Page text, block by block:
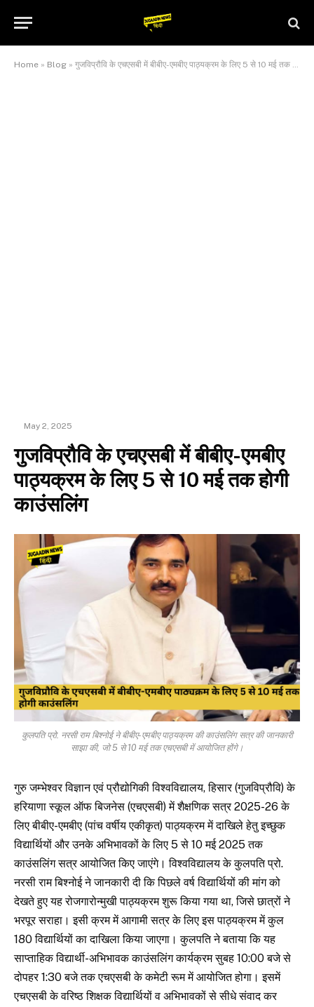
Home » Blog » गुजविप्रौवि के एचएसबी में बीबीए-एमबीए पाठ्यक्रम के लिए 5 से 10 मई तक होगी काउंसलिंग
May 2, 2025
गुजविप्रौवि के एचएसबी में बीबीए-एमबीए
पाठ्यक्रम के लिए 5 से 10 मई तक होगी
काउंसलिंग
कुलपति प्रो. नरसी राम बिश्नोई ने बीबीए-एमबीए पाठ्यक्रम की काउंसलिंग सत्र की जानकारी
साझा की, जो 5 से 10 मई तक एचएसबी में आयोजित होंगे।
गुरु जम्भेश्वर विज्ञान एवं प्रौद्योगिकी विश्वविद्यालय, हिसार (गुजविप्रौवि) के
हरियाणा स्कूल ऑफ बिजनेस (एचएसबी) में शैक्षणिक सत्र 2025-26 के
लिए बीबीए-एमबीए (पांच वर्षीय एकीकृत) पाठ्यक्रम में दाखिले हेतु इच्छुक
विद्यार्थियों और उनके अभिभावकों के लिए 5 से 10 मई 2025 तक
काउंसलिंग सत्र आयोजित किए जाएंगे। विश्वविद्यालय के कुलपति प्रो.
नरसी राम बिश्नोई ने जानकारी दी कि पिछले वर्ष विद्यार्थियों की मांग को
देखते हुए यह रोजगारोन्मुखी पाठ्यक्रम शुरू किया गया था, जिसे छात्रों ने
भरपूर सराहा। इसी क्रम में आगामी सत्र के लिए इस पाठ्यक्रम में कुल
180 विद्यार्थियों का दाखिला किया जाएगा। कुलपति ने बताया कि यह
साप्ताहिक विद्यार्थी-अभिभावक काउंसलिंग कार्यक्रम सुबह 10:00 बजे से
दोपहर 1:30 बजे तक एचएसबी के कमेटी रूम में आयोजित होगा। इसमें
एचएसबी के वरिष्ठ शिक्षक विद्यार्थियों व अभिभावकों से सीधे संवाद कर